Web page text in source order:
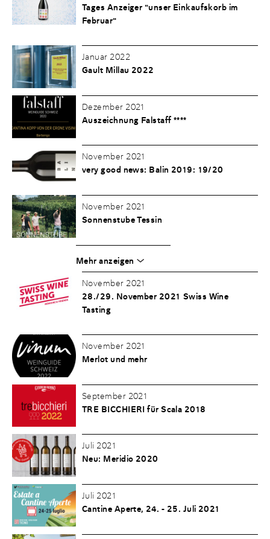
Tages Anzeiger "unser Einkaufskorb im
Februar"
Januar 2022
Gault Millau 2022
Dezember 2021
Auszeichnung Falstaff ****
November 2021
very good news: Balin 2019: 19/20
November 2021
Sonnenstube Tessin
Mehr anzeigen
November 2021
28./29. November 2021 Swiss Wine
Tasting
November 2021
Merlot und mehr
September 2021
TRE BICCHIERI für Scala 2018
Juli 2021
Neu: Meridio 2020
Juli 2021
Cantine Aperte, 24. - 25. Juli 2021